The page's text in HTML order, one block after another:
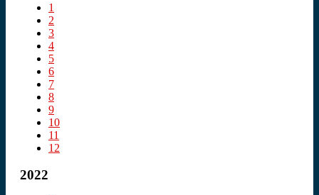
1
2
3
4
5
6
7
8
9
10
11
12
2022